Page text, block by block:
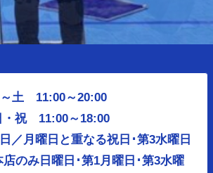
土 11:00～20:00
11:00～18:00
／ 月曜日と重なる祝日･第3水曜日
のみ日曜日･第1月曜日･第3水曜